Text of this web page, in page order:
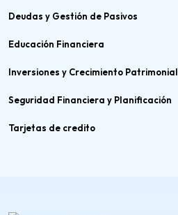
Deudas y Gestión de Pasivos
Educación Financiera
Inversiones y Crecimiento Patrimonial
Seguridad Financiera y Planificación
Tarjetas de credito